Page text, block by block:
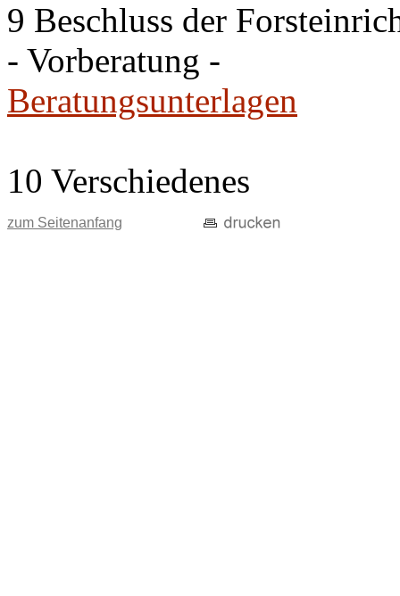
9 Beschluss der
- Vorberatung -
Beratungsunterlagen
10 Verschiedenes
zum Seitenanfang